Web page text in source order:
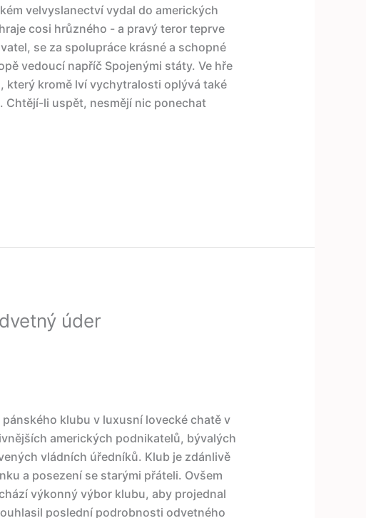
velvyslanectví vydal do amerických
cosi hrůzného - a pravý teror teprve
se za spolupráce krásné a schopné
vedoucí napříč Spojenými státy. Ve hře
který kromě lví vychytralosti oplývá také
Chtějí-li uspět, nesmějí nic ponechat
úder
klubu v luxusní lovecké chatě v
amerických podnikatelů, bývalých
vládních úředníků. Klub je zdánlivě
a posezení se starými přáteli. Ovšem
výkonný výbor klubu, aby projednal
poslední podrobnosti odvetného